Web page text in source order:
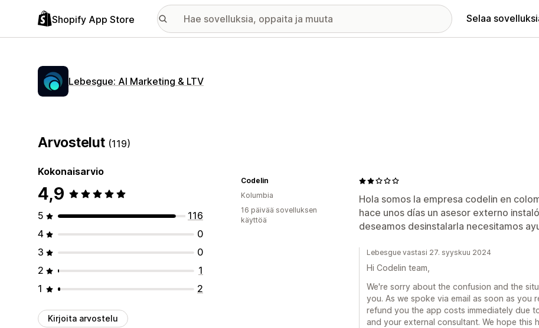
Shopify App Store Selaa
Lebesgue: AI Marketing & LTV
Arvostelut (119)
Kokonaisarvio
4,9
5
116
4
0
3
0
2
1
1
2
Kirjoita arvostelu
Hola somos la empresa codelin en
hace unos días un asesor externo
deseamos desinstalarla necesitamos
Codelin
Kolumbia
16 päivää sovelluksen
käyttöä
Lebesgue vastasi 27. syyskuu 2024
Hi Codelin team,
We're sorry about the confusion and the
you. As we spoke via email as soon as
refund you the app costs immediately due
and your external consultant. We hope this